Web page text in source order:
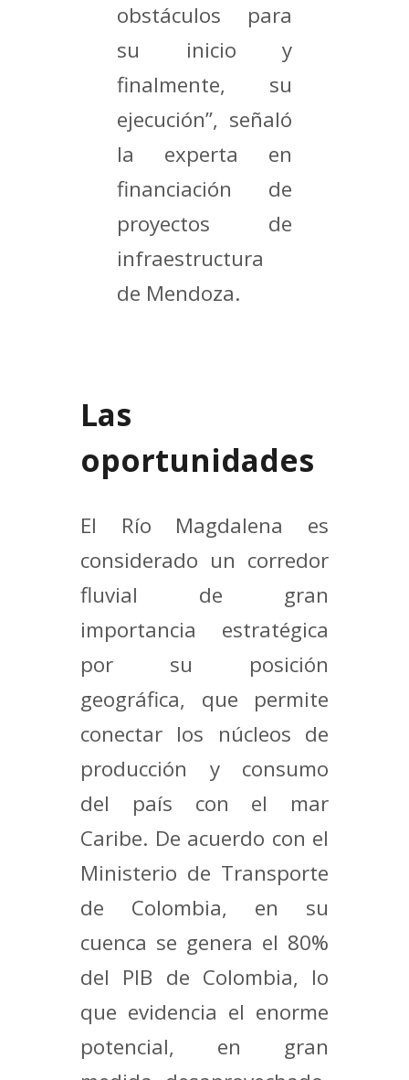
obstáculos para
su inicio y
finalmente, su
ejecución”, señaló
la experta en
financiación de
proyectos de
infraestructura
de Mendoza.
Las
oportunidades
El Río Magdalena es
considerado un corredor
fluvial de gran
importancia estratégica
por su posición
geográfica, que permite
conectar los núcleos de
producción y consumo
del país con el mar
Caribe. De acuerdo con el
Ministerio de Transporte
de Colombia, en su
cuenca se genera el 80%
del PIB de Colombia, lo
que evidencia el enorme
potencial, en gran